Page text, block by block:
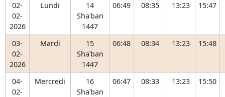
02-
02-
2026
Lundi
14
Shaʿban
1447
06:49 08:35 13:23 15:47
03-
02-
2026
Mardi
15
Shaʿban
1447
06:48 08:34 13:23 15:48
04-
02-
Mercredi
16
Shaʿban
06:47 08:33 13:23 15:50